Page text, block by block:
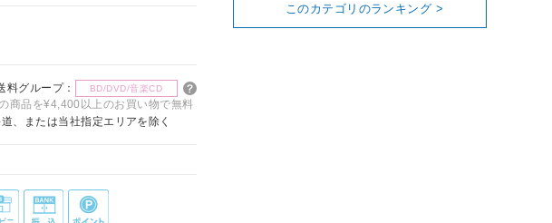
料グループ： BD/DVD/音楽CD
商品を¥4,400以上のお買い物で無料
、または当社指定エリアを除く
このカテゴリのランキング >